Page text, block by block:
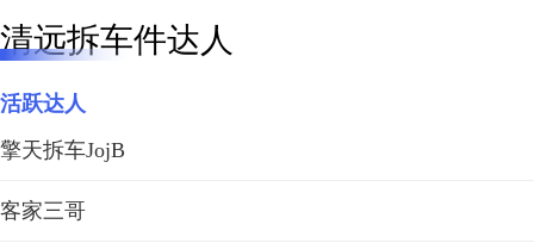
清远拆车件达人
活跃达人
擎天拆车JojB
客家三哥